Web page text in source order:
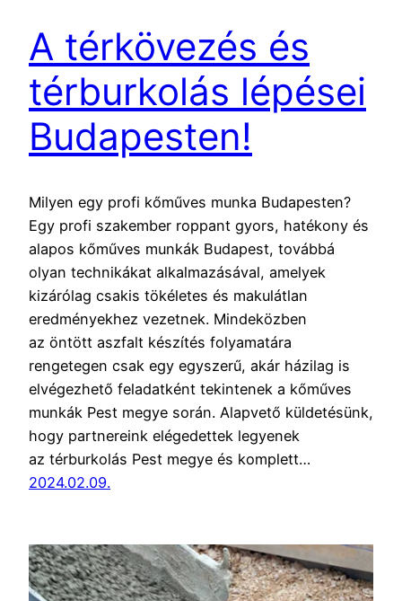
A térkövezés és
térburkolás lépései
Budapesten!
Milyen egy profi kőműves munka Budapesten?
Egy profi szakember roppant gyors, hatékony és
alapos kőműves munkák Budapest, továbbá
olyan technikákat alkalmazásával, amelyek
kizárólag csakis tökéletes és makulátlan
eredményekhez vezetnek. Mindeközben
az öntött aszfalt készítés folyamatára
rengetegen csak egy egyszerű, akár házilag is
elvégezhető feladatként tekintenek a kőműves
munkák Pest megye során. Alapvető küldetésünk,
hogy partnereink elégedettek legyenek
az térburkolás Pest megye és komplett…
2024.02.09.